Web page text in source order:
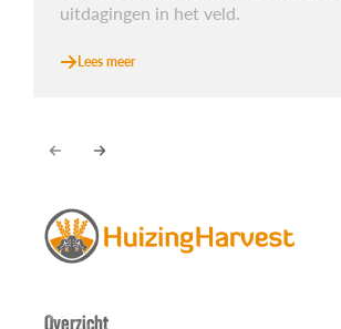
uitdagingen in het veld.
Lees meer